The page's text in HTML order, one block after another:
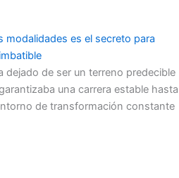
modalidades es el secreto para
dejado de ser un terreno predecible
una carrera estable hasta
de transformación constante